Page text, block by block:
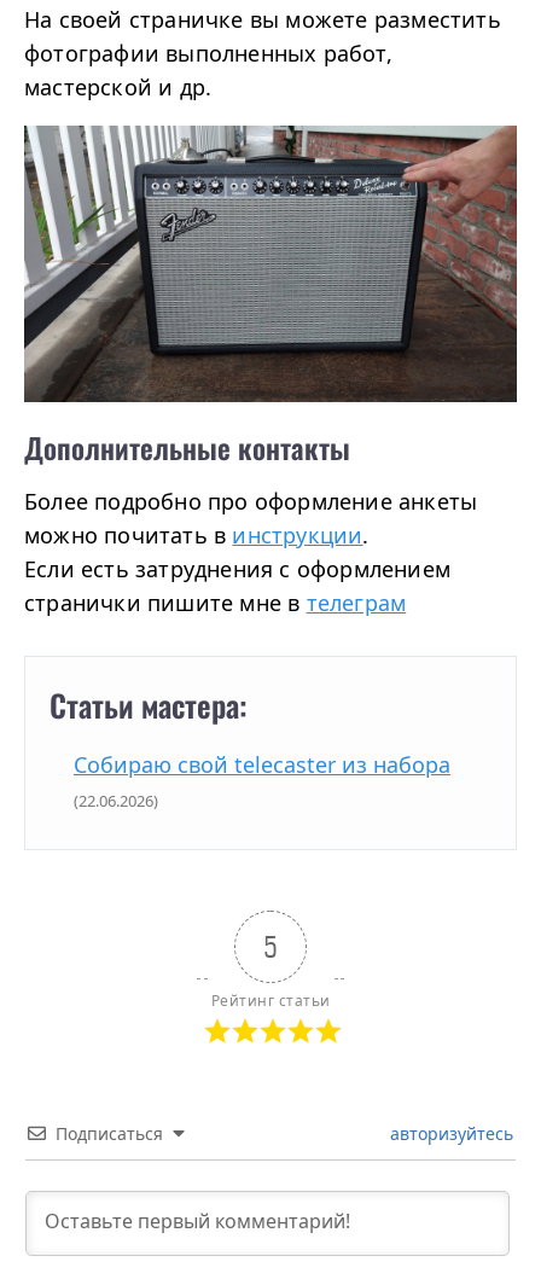
На своей страничке вы можете разместить
фотографии выполненных работ,
мастерской и др.
Дополнительные контакты
Более подробно про оформление анкеты
можно почитать в инструкции.
Если есть затруднения с оформлением
странички пишите мне в телеграм
Статьи мастера:
Собираю свой telecaster из набора
(22.06.2026)
5
Рейтинг статьи
Подписаться авторизуйтесь